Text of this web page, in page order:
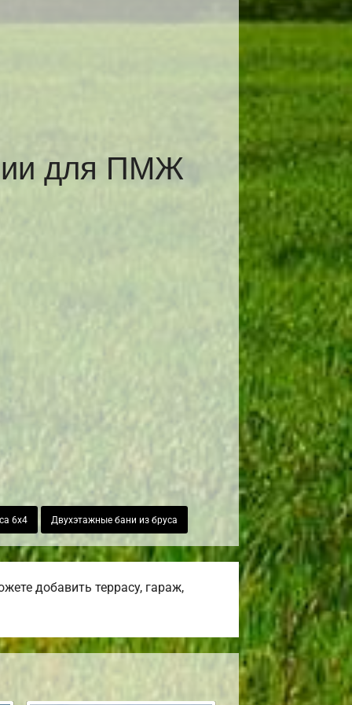
для ПМЖ
6х4 Двухэтажные бани из бруса
добавить террасу, гараж,